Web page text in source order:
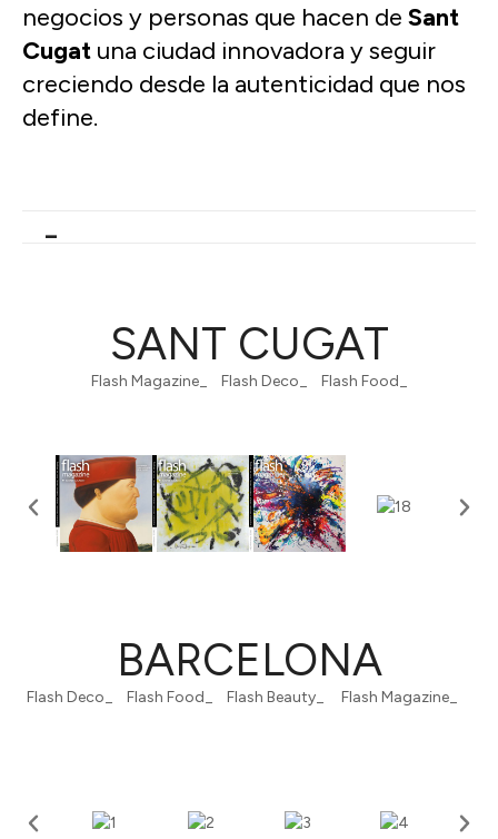
negocios y personas que hacen de Sant
Cugat una ciudad innovadora y seguir
creciendo desde la autenticidad que nos
define.
SA
SANT CUGAT
Flash Magazine_ Flash Deco_ Flash Food_
BARCELONA
Flash Deco_ Flash Food_ Flash Beauty_ Flash Magazine_